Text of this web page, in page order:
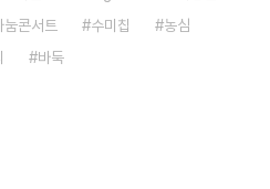
눔콘서트 수미칩
농심
바둑